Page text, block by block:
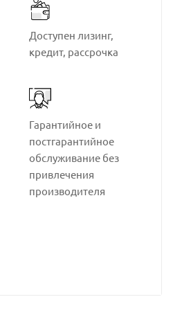
Доступен лизинг,
кредит, рассрочка
Гарантийное и
постгарантийное
обслуживание без
привлечения
производителя